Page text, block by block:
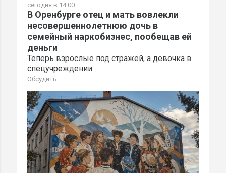
сегодня в 14:00
В Оренбурге отец и мать вовлекли
несовершеннолетнюю дочь в
семейный наркобизнес, пообещав ей
деньги
Теперь взрослые под стражей, а девочка в
спецучреждении
Обсудить